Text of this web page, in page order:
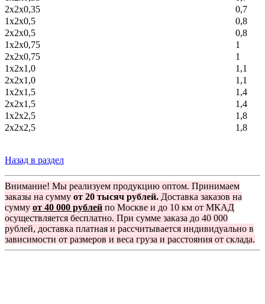
2х2х0,35
0,7
1х2х0,5
0,8
2х2х0,5
0,8
1х2х0,75
1
2х2х0,75
1
1х2х1,0
1,1
2х2х1,0
1,1
1х2х1,5
1,4
2х2х1,5
1,4
1х2х2,5
1,8
2х2х2,5
1,8
Назад в раздел
Внимание! Мы реализуем продукцию оптом. Принимаем
заказы на сумму от 20 тысяч рублей. Доставка заказов на
сумму от 40 000 рублей по Москве и до 10 км от МКАД
осуществляется бесплатно. При сумме заказа до 40 000
рублей, доставка платная и рассчитывается индивидуально в
зависимости от размеров и веса груза и расстояния от склада.